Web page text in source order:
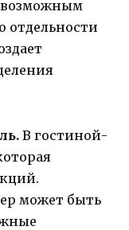
возможным
отдельности
В гостиной-
может быть